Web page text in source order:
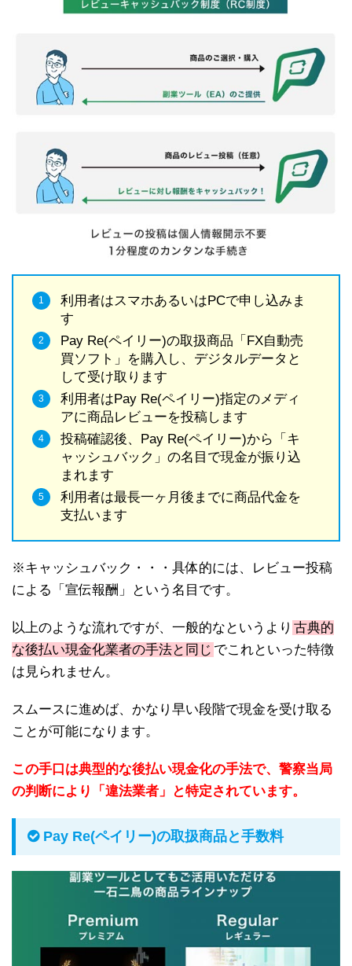
利用者はスマホあるいはPCで申し込みま
す
Pay Re(ペイリー)の取扱商品「FX自動売
買ソフト」を購入し、デジタルデータと
して受け取ります
利用者はPay Re(ペイリー)指定のメディ
アに商品レビューを投稿します
投稿確認後、Pay Re(ペイリー)から「キ
ャッシュバック」の名目で現金が振り込
まれます
利用者は最長一ヶ月後までに商品代金を
支払います
※キャッシュバック・・・具体的には、レビュー投稿
による「宣伝報酬」という名目です。
以上のような流れですが、一般的なというより 古典的
な後払い現金化業者の手法と同じ でこれといった特徴
は見られません。
スムースに進めば、かなり早い段階で現金を受け取る
ことが可能になります。
この手口は典型的な後払い現金化の手法で、警察当局
の判断により「違法業者」と特定されています。
Pay Re(ペイリー)の取扱商品と手数料